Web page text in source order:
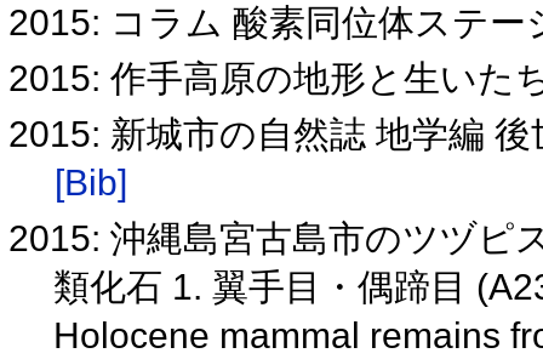
2015: コラム 酸素同位体ステ
2015: 作手高原の地形と生いた
2015: 新城市の自然誌 地学編
[Bib]
2015: 沖縄島宮古島市のツヅピ
類化石 1. 翼手目・偶蹄目
Holocene mammal remains